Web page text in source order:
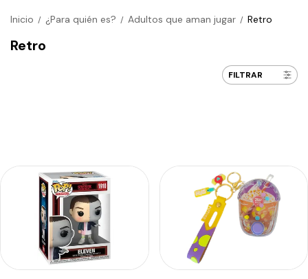
Inicio / ¿Para quién es? / Adultos que aman jugar / Retro
Retro
FILTRAR